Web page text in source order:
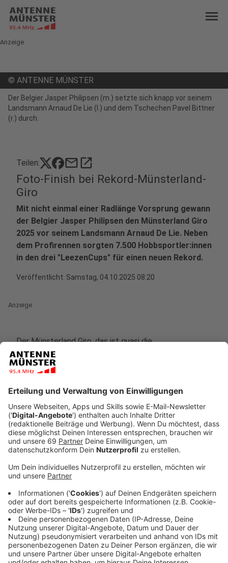
menu
Anzeige
© ANTENNE MÜNSTER
Der Belgier Jasper Philipsen (m.) setzte sich knapp vor seinem
Landsmann Arnaud De Lie (l.) und dem Tschechen Pavel Bittner
(r.) durch.
Teilen: mailopen_in_new
Foto-Finish bei Rekord-Münsterland-
Giro
Mit nicht einmal einer Radlänge Vorsprung gewann
der Belgier Jasper Philipsen den Münsterland Giro
2025 vor seinem Landsmann Arnaud De Lie. Neben
dem Profirennen sorgten 7.500 Hobbsportler:innen
in den drei "LeezenCups" für einen neuen Rekord.
Veröffentlicht: Samstag, 04.10.2025 08:20
Anzeige
Der Münsterland Giro, das ist quasi die
"Weltmeisterschaft der Sprinter"
Sieger Jasper Philipsen vor dem Rennen sagte. Und in
abseits des Sieges über eine gute Platzierung freuen.
Arnaud De Lie war die Enttäuschung über seinen Platz
bei der Siegerehrung aber allzu deutlich ins Gesicht
geschrieben - zu knapp hatte er den Sieg am
Schlossplatz verpasst.
Es war die erwartete Sprint-Ankunft, die sich schon
lange ankündigte. Die Ausreißer waren bereits weit vor
dem Ziel gestellt.Tausende Fans fieberten mit beim
Finaleüber drei Runden durch die Münsteraner
Innenstadt, für das der Wettergott noch einmal eine
Extra-Prise Spannung bereit hielt: Leichter Regen